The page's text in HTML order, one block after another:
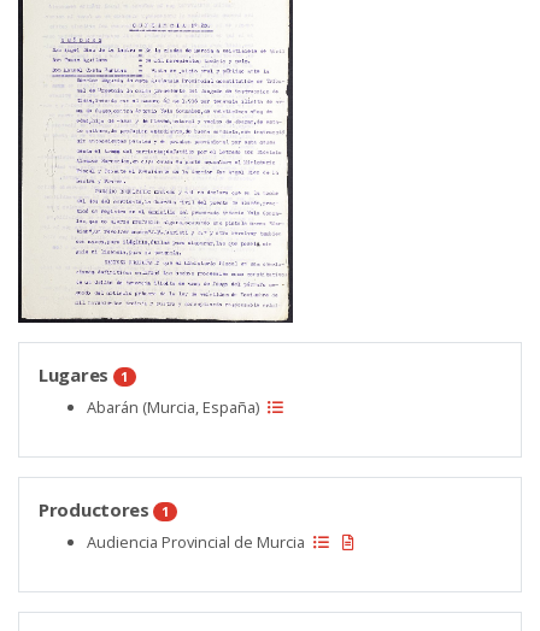
Lugares 1
Abarán (Murcia, España)
Productores 1
Audiencia Provincial de Murcia